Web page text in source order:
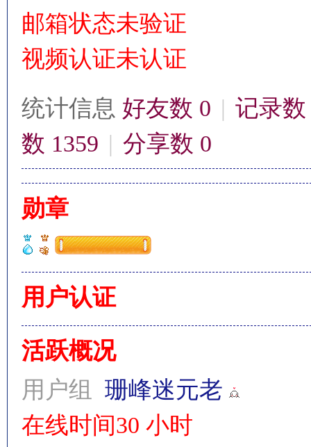
邮箱状态未验证
视频认证未认证
统计信息 好友数 0 | 记录数
数 1359 | 分享数 0
勋章
用户认证
活跃概况
用户组 珊峰迷元老
在线时间30 小时